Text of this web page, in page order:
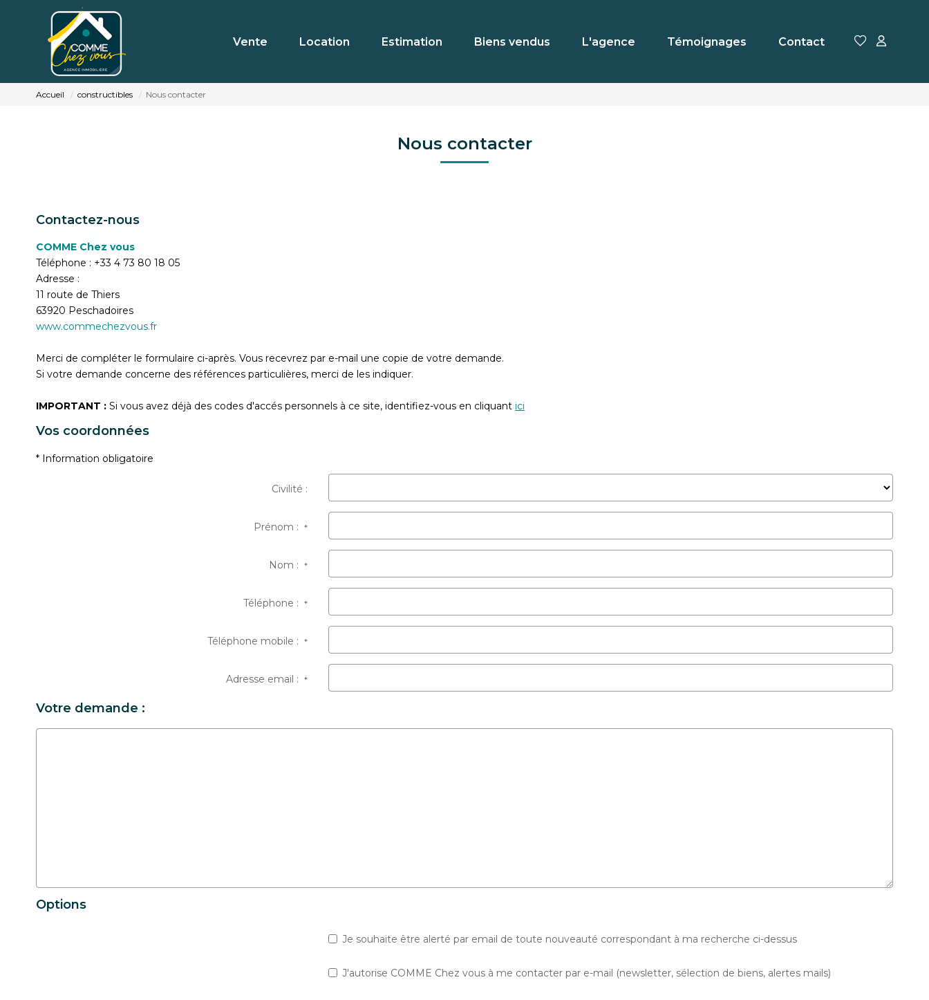
Vente Location Estimation Biens vendus L'agence Témoignages Contact
Accueil constructibles Nous contacter
Nous contacter
Contactez-nous
COMME Chez vous
Téléphone : +33 4 73 80 18 05
Adresse :
11 route de Thiers
63920 Peschadoires
www.commechezvous.fr
Merci de compléter le formulaire ci-après. Vous recevrez par e-mail une copie de votre demande.
Si votre demande concerne des références particulières, merci de les indiquer.
IMPORTANT : Si vous avez déjà des codes d'accés personnels à ce site, identifiez-vous en cliquant ici
Vos coordonnées
* Information obligatoire
Civilité :
Prénom :*
Nom :*
Téléphone :*
Téléphone mobile :*
Adresse email :*
Votre demande :
Options
Je souhaite être alerté par email de toute nouveauté correspondant à ma recherche ci-dessus
J'autorise COMME Chez vous à me contacter par e-mail (newsletter, sélection de biens, alertes mails)